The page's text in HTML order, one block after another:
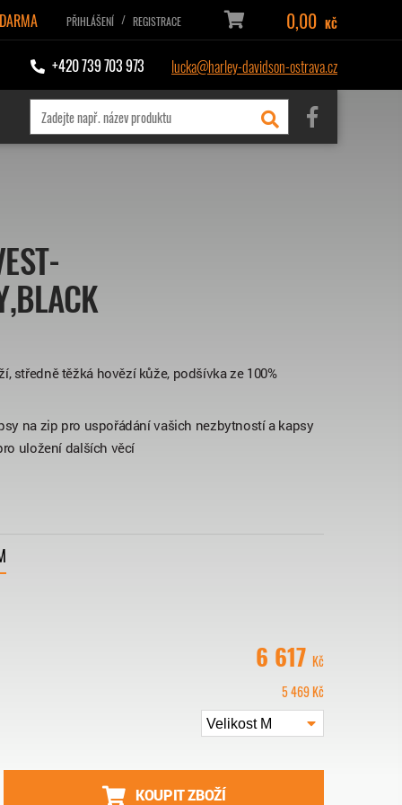
PŘIHLÁŠENÍ / REGISTRACE 0,00 KČ
+420 739 703 973 lucka@harley-davidson-ostrava.cz
středně těžká hovězí kůže, podšívka ze 100%
na zip pro uspořádání vašich nezbytností a kapsy
uložení dalších věcí
6 617 Kč
5 469Kč
Velikost M
KOUPIT ZBOŽÍ